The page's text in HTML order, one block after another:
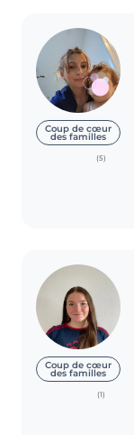
Coup de cœur
des familles
(5)
Coup de cœur
des familles
(1)